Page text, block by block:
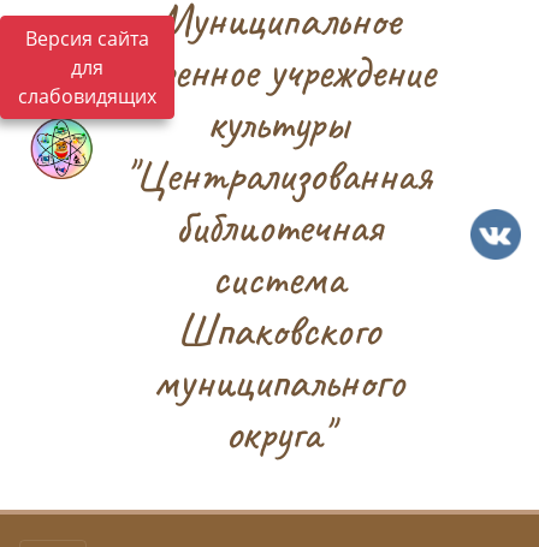
Версия сайта
для
слабовидящих
Муниципальное
казенное учреждение
культуры
"Централизованная
библиотечная
система
Шпаковского
муниципального
округа"